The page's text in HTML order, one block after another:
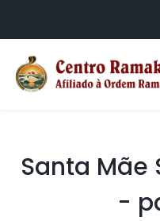
main
content
Santa Mãe
-